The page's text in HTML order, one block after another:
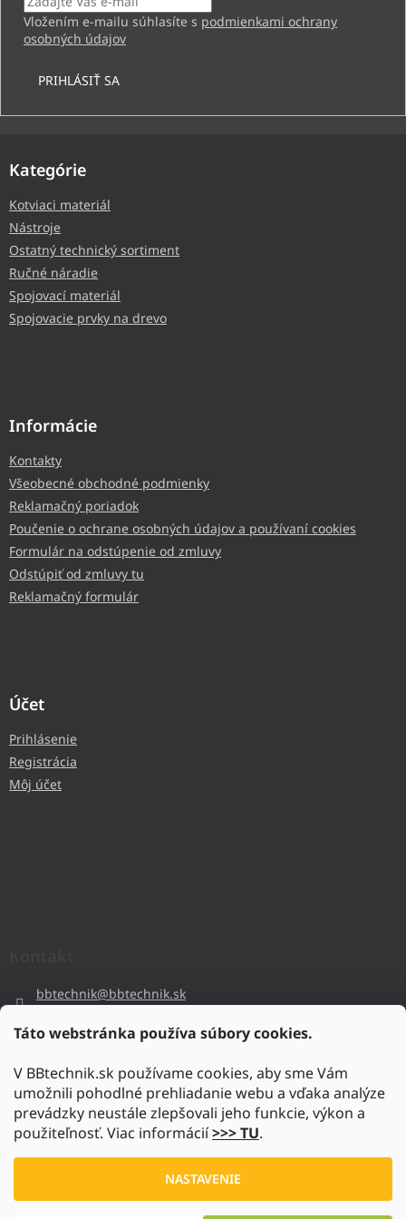
Táto webstránka používa súbory cookies.
V BBtechnik.sk používame cookies, aby sme Vám
umožnili pohodlné prehliadanie webu a vďaka analýze
prevádzky neustále zlepšovali jeho funkcie, výkon a
použiteľnosť. Viac informácií>>> TU.
NASTAVENIE
Vložením e-mailu súhlasíte s podmienkami ochrany
osobných údajov
PRIHLÁSIŤ SA
Kategórie
Kotviaci materiál
Nástroje
Ostatný technický sortiment
Ručné náradie
Spojovací materiál
Spojovacie prvky na drevo
Informácie
Kontakty
Všeobecné obchodné podmienky
Reklamačný poriadok
Poučenie o ochrane osobných údajov a používaní cookies
Formulár na odstúpenie od zmluvy
Odstúpiť od zmluvy tu
Reklamačný formulár
Účet
Prihlásenie
Registrácia
Môj účet
bbtechnik@bbtechnik.sk
bbtechnik
https://www.youtube.com/@bb-techniks.r.o.7746